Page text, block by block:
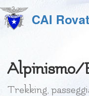
CAI
Alpinismo/
Trekking,